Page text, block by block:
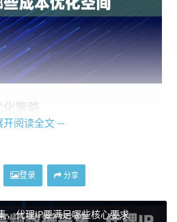
您可以考虑以下几个方向的成
如果您团队多个项目分散使用
开阅读全文 --
登录 分享
，代理IP要满足哪些核心要求